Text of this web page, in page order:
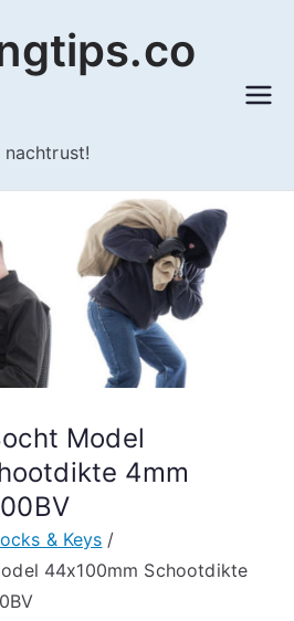
Model
4mm
& Keys
44x100mm Schootdikte